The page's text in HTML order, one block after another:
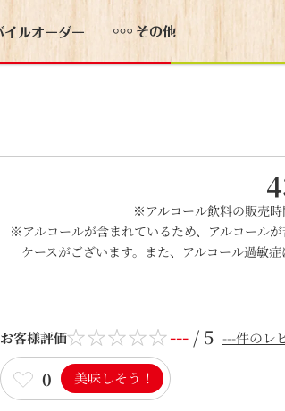
※アルコール飲料の販売時
※アルコールが含まれているため、アルコール
ケースがございます。また、アルコール過敏
お客様評価 --- / 5 ---件のレ
0 美味しそう！